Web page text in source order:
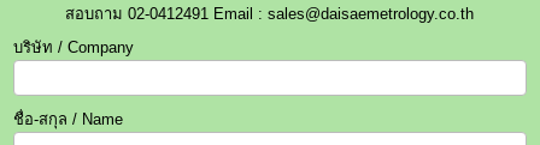
สอบถาม 02-0412491 Email : sales@daisaemetrology.co.th
บริษัท / Company
ชื่อ-สกุล / Name